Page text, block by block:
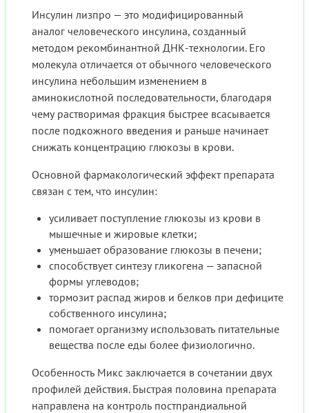
Инсулин лизпро — это модифицированный
аналог человеческого инсулина, созданный
методом рекомбинантной ДНК-технологии. Его
молекула отличается от обычного человеческого
инсулина небольшим изменением в
аминокислотной последовательности, благодаря
чему растворимая фракция быстрее всасывается
после подкожного введения и раньше начинает
снижать концентрацию глюкозы в крови.
Основной фармакологический эффект препарата
связан с тем, что инсулин:
усиливает поступление глюкозы из крови в
мышечные и жировые клетки;
уменьшает образование глюкозы в печени;
способствует синтезу гликогена — запасной
формы углеводов;
тормозит распад жиров и белков при дефиците
собственного инсулина;
помогает организму использовать питательные
вещества после еды более физиологично.
Особенность Микс заключается в сочетании двух
профилей действия. Быстрая половина препарата
направлена на контроль постпрандиальной